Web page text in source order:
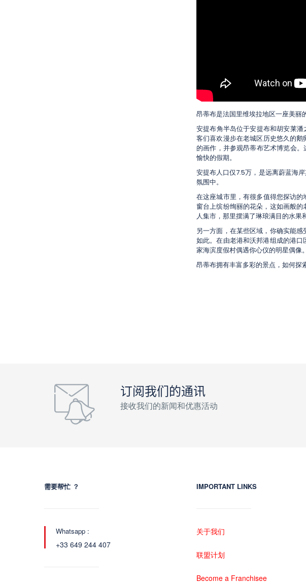
昂蒂布是法国里维埃拉地区一座美丽
安提布角半岛位于安提布和胡安莱
客们喜欢漫步在老城区历史悠久的
的画作，并参观昂蒂布艺术博览会
愉快的假期。
安提布人口仅7.5万，是远离蔚蓝海
氛围中。
在这座城市里，有很多值得您探访
窗台上缤纷绚丽的花朵，这如画般
人集市，那里摆满了琳琅满目的水果
另一方面，在某些区域，你确实能
如此。在由老港和沃邦港组成的港
家海滨度假村偶遇你心仪的明星偶像。
昂蒂布拥有丰富多彩的景点，如何探
订阅我们的通讯
接收我们的新闻和优惠活动
需要帮忙 ？
Whatsapp :
+33 649 244 407
IMPORTANT LINKS
关于我们
联盟计划
Become a Franchisee